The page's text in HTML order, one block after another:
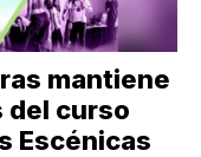
mantiene
del curso
Escénicas